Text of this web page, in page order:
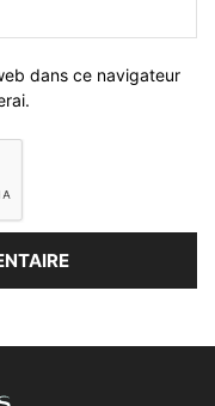
dans ce navigateur